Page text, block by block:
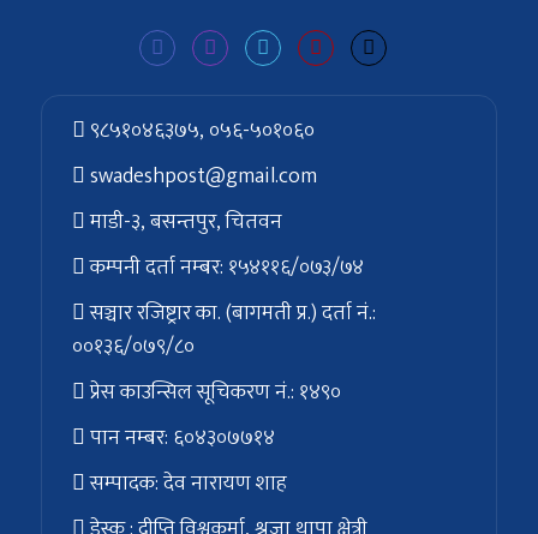
९८५१०४६३७५, ०५६-५०१०६०
swadeshpost@gmail.com
माडी-३, बसन्तपुर, चितवन
कम्पनी दर्ता नम्बर: १५४११६/०७३/७४
सञ्चार रजिष्ट्रार का. (बागमती प्र.) दर्ता नं.:
००१३६/०७९/८०
प्रेस काउन्सिल सूचिकरण नं.: १४९०
पान नम्बर: ६०४३०७७१४
सम्पादक: देव नारायण शाह